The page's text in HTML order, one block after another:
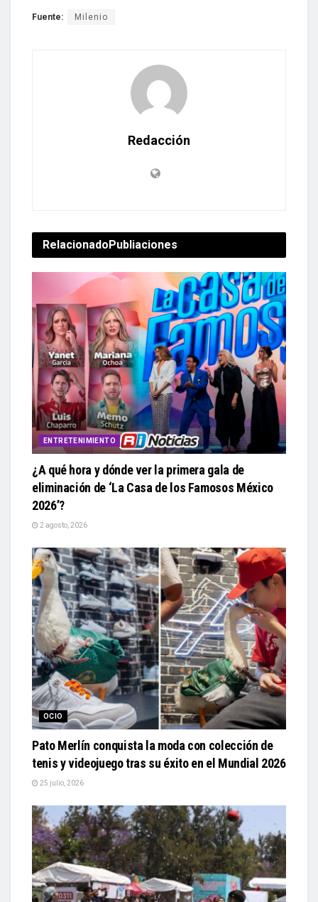
Fuente: Milenio
Redacción
Relacionado Publiaciones
ENTRETENIMIENTO
¿A qué hora y dónde ver la primera gala de
eliminación de ‘La Casa de los Famosos México
2026’?
2 agosto, 2026
OCIO
Pato Merlín conquista la moda con colección de
tenis y videojuego tras su éxito en el Mundial 2026
25 julio, 2026